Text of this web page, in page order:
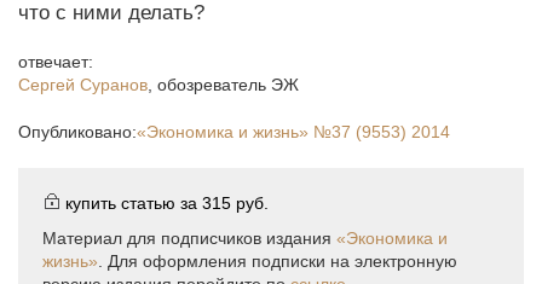
что с ними делать?
отвечает:
Сергей Суранов обозреватель ЭЖ
Опубликовано:«Экономика и жизнь» №37 (9553) 2014
купить статью за 315 руб.
Материал для подписчиков издания «Экономика и
жизнь» . Для оформления подписки на электронную